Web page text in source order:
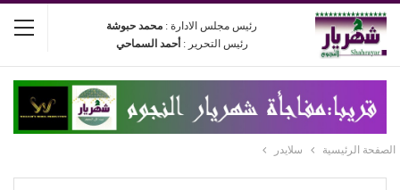
رئيس مجلس الادارة : محمد حبوشة
رئيس التحرير : أحمد السماحي
الصفحة الرئيسية سلايدر